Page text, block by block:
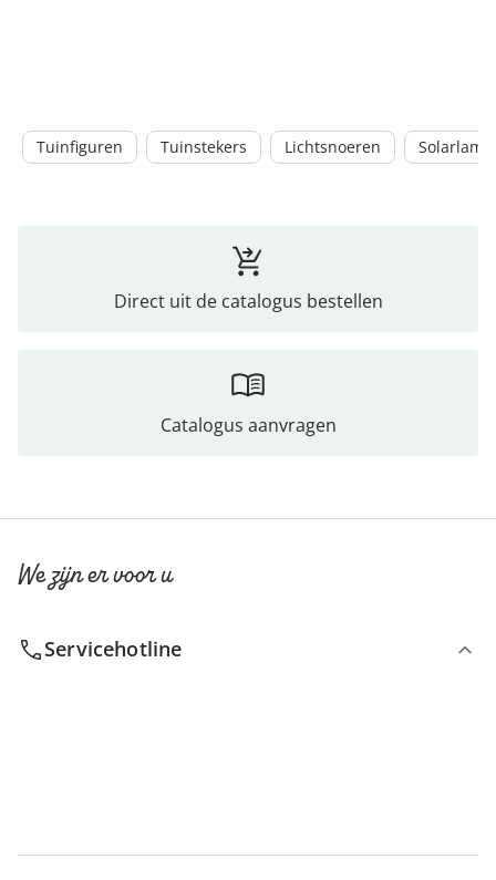
Tuinfiguren Tuinstekers Lichtsnoeren
Direct uit de catalogus bestellen
Catalogus aanvragen
We zijn er voor u
Servicehotline